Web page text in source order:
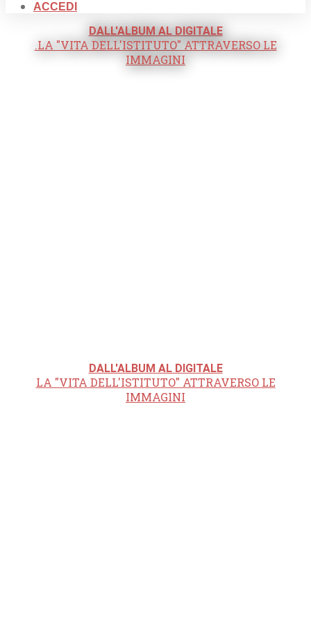
ACCEDI
DALL'ALBUM AL DIGITALE
.LA "VITA DELL'ISTITUTO" ATTRAVERSO LE
IMMAGINI
DALL'ALBUM AL DIGITALE
LA "VITA DELL'ISTITUTO" ATTRAVERSO LE
IMMAGINI